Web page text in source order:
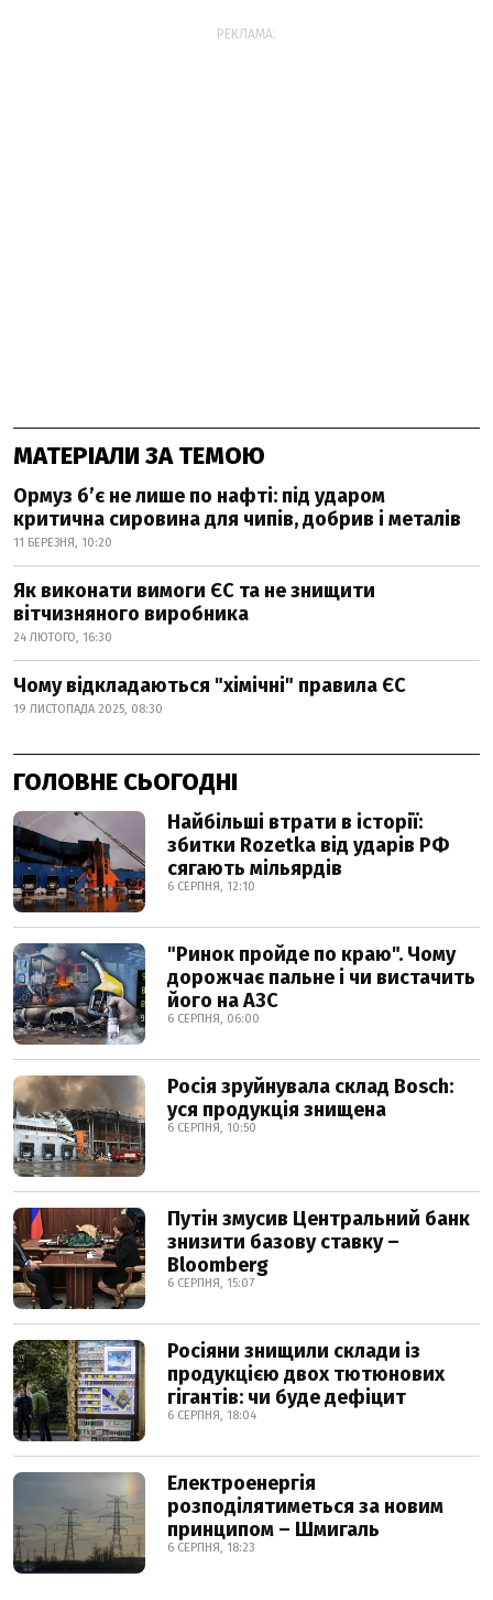
РЕКЛАМА:
МАТЕРІАЛИ ЗА ТЕМОЮ
Ормуз б’є не лише по нафті: під ударом
критична сировина для чипів, добрив і металів
11 БЕРЕЗНЯ, 10:20
Як виконати вимоги ЄС та не знищити
вітчизняного виробника
24 ЛЮТОГО, 16:30
Чому відкладаються "хімічні" правила ЄС
19 ЛИСТОПАДА 2025, 08:30
ГОЛОВНЕ СЬОГОДНІ
Найбільші втрати в історії:
збитки Rozetka від ударів РФ
сягають мільярдів
6 СЕРПНЯ, 12:10
"Ринок пройде по краю". Чому
дорожчає пальне і чи вистачить
його на АЗС
6 СЕРПНЯ, 06:00
Росія зруйнувала склад Bosch:
уся продукція знищена
6 СЕРПНЯ, 10:50
Путін змусив Центральний банк
знизити базову ставку –
Bloomberg
6 СЕРПНЯ, 15:07
Росіяни знищили склади із
продукцією двох тютюнових
гігантів: чи буде дефіцит
6 СЕРПНЯ, 18:04
Електроенергія
розподілятиметься за новим
принципом – Шмигаль
6 СЕРПНЯ, 18:23